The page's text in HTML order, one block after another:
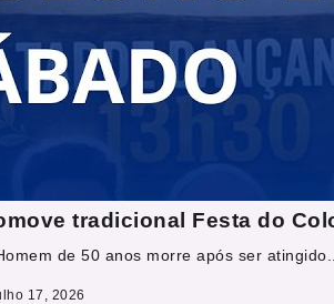
tradicional Festa do
de 50 anos morre após ser
17, 2026